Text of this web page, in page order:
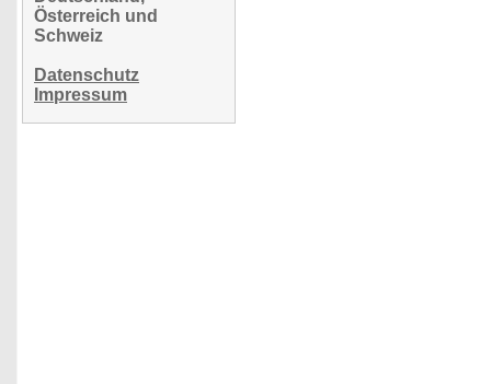
Österreich und
Schweiz
Datenschutz
Impressum